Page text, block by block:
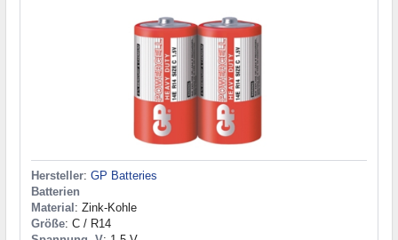
Hersteller: GP Batteries
Batterien
Material : Zink-Kohle
Größe: C / R14